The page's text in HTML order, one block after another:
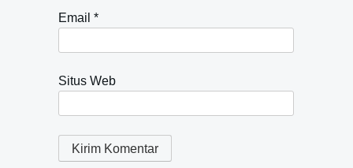
Email *
Situs Web